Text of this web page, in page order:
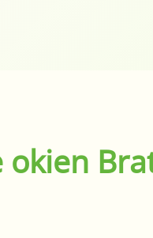
okien